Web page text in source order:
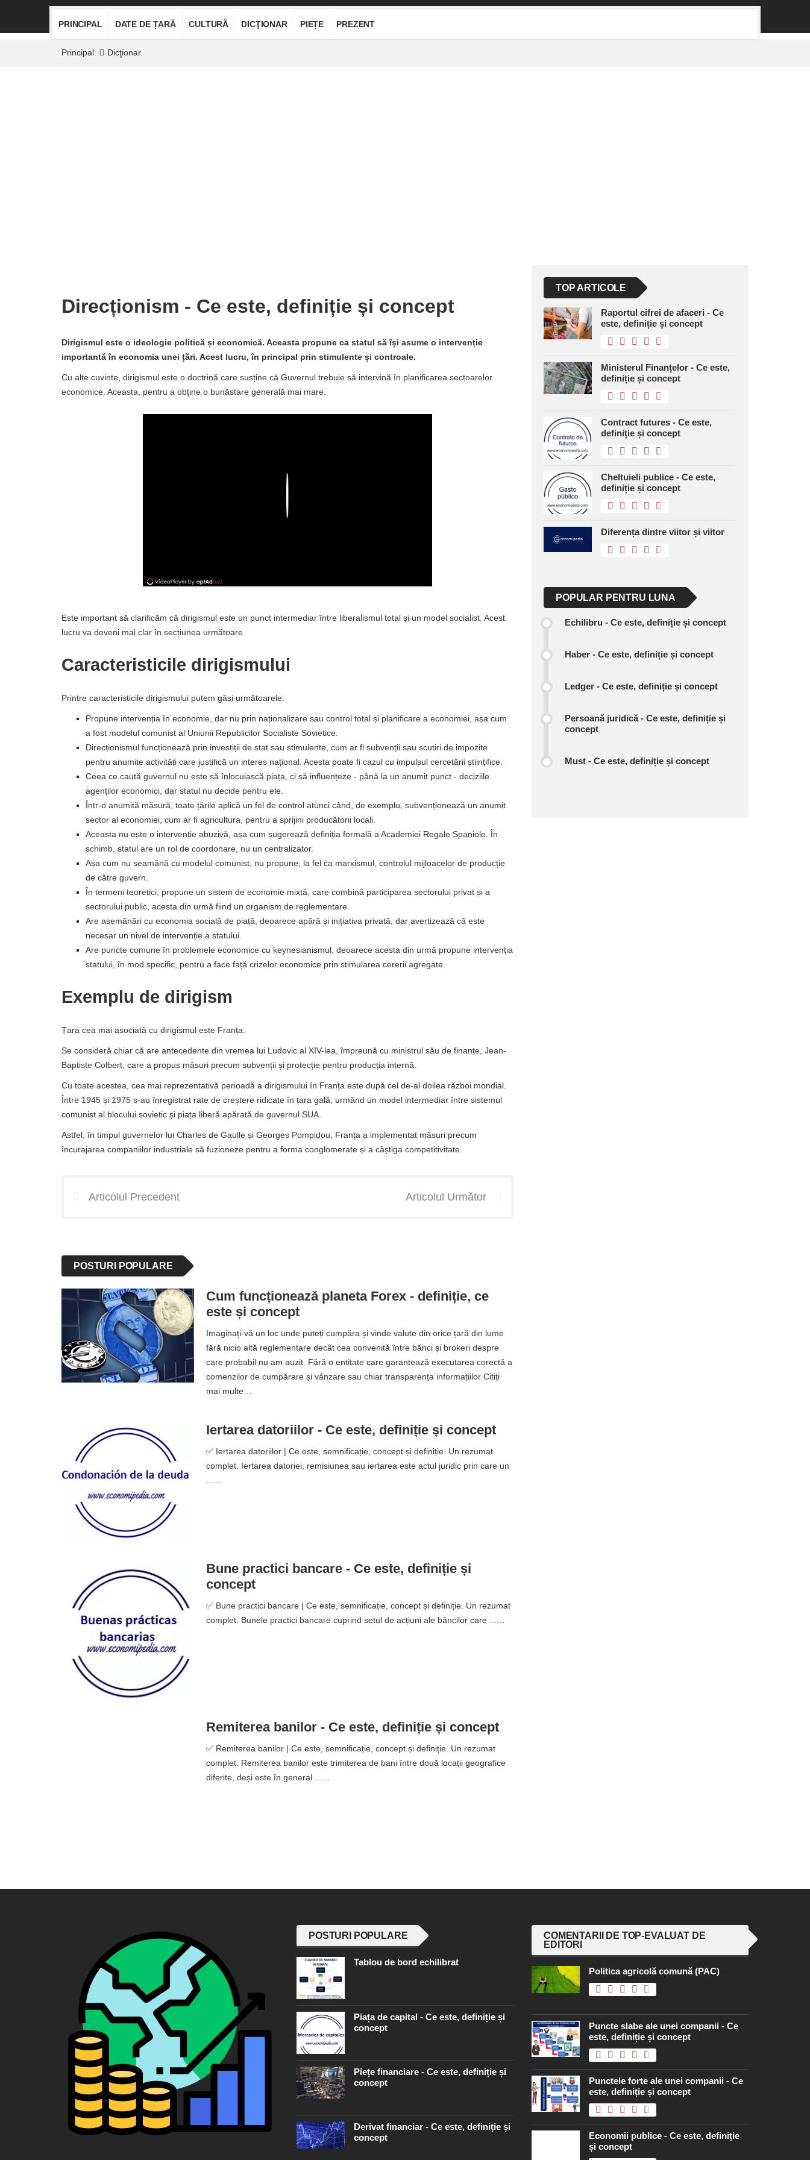
PRINCIPAL DATE DE ȚARĂ CULTURĂ DICŢIONAR PIEȚE PREZENT
Principal Dicţionar
Direcționism - Ce este, definiție și concept
Dirigismul este o ideologie politică și economică. Aceasta propune ca statul să își asume o intervenție
importantă în economia unei țări. Acest lucru, în principal prin stimulente și controale.
Cu alte cuvinte, dirigismul este o doctrină care susține că Guvernul trebuie să intervină în planificarea sectoarelor
economice. Aceasta, pentru a obține o bunăstare generală mai mare.
Este important să clarificăm că dirigismul este un punct intermediar între liberalismul total și un model socialist. Acest
lucru va deveni mai clar în secțiunea următoare.
Caracteristicile dirigismului
Printre caracteristicile dirigismului putem găsi următoarele:
Propune intervenția în economie, dar nu prin naționalizare sau control total și planificare a economiei, așa cum
a fost modelul comunist al Uniunii Republicilor Socialiste Sovietice.
Direcționismul funcționează prin investiții de stat sau stimulente, cum ar fi subvenții sau scutiri de impozite
pentru anumite activități care justifică un interes național. Acesta poate fi cazul cu impulsul cercetării științifice.
Ceea ce caută guvernul nu este să înlocuiască piața, ci să influențeze - până la un anumit punct - deciziile
agenților economici, dar statul nu decide pentru ele.
Într-o anumită măsură, toate țările aplică un fel de control atunci când, de exemplu, subvenționează un anumit
sector al economiei, cum ar fi agricultura, pentru a sprijini producătorii locali.
Aceasta nu este o intervenție abuzivă, așa cum sugerează definiția formală a Academiei Regale Spaniole. În
schimb, statul are un rol de coordonare, nu un centralizator.
Așa cum nu seamănă cu modelul comunist, nu propune, la fel ca marxismul, controlul mijloacelor de producție
de către guvern.
În termeni teoretici, propune un sistem de economie mixtă, care combină participarea sectorului privat și a
sectorului public, acesta din urmă fiind un organism de reglementare.
Are asemănări cu economia socială de piață, deoarece apără și inițiativa privată, dar avertizează că este
necesar un nivel de intervenție a statului.
Are puncte comune în problemele economice cu keynesianismul, deoarece acesta din urmă propune intervenția
statului, în mod specific, pentru a face față crizelor economice prin stimularea cererii agregate.
Exemplu de dirigism
Țara cea mai asociată cu dirigismul este Franța.
Se consideră chiar că are antecedente din vremea lui Ludovic al XIV-lea, împreună cu ministrul său de finanțe, Jean-
Baptiste Colbert, care a propus măsuri precum subvenții și protecție pentru producția internă.
Cu toate acestea, cea mai reprezentativă perioadă a dirigismului în Franța este după cel de-al doilea război mondial.
Între 1945 și 1975 s-au înregistrat rate de creștere ridicate în țara gală, urmând un model intermediar între sistemul
comunist al blocului sovietic și piața liberă apărată de guvernul SUA.
Astfel, în timpul guvernelor lui Charles de Gaulle și Georges Pompidou, Franța a implementat măsuri precum
încurajarea companiilor industriale să fuzioneze pentru a forma conglomerate și a câștiga competitivitate.
Articolul Precedent Articolul Următor
POSTURI POPULARE
Cum funcționează planeta Forex - definiție, ce
este și concept
Imaginați-vă un loc unde puteți cumpăra și vinde valute din orice țară din lume
fără nicio altă reglementare decât cea convenită între bănci și brokeri despre
care probabil nu am auzit. Fără o entitate care garantează executarea corectă a
comenzilor de cumpărare și vânzare sau chiar transparența informațiilor Citiți
mai multe…
Iertarea datoriilor - Ce este, definiție și concept
✅ Iertarea datoriilor | Ce este, semnificație, concept și definiție. Un rezumat
complet. Iertarea datoriei, remisiunea sau iertarea este actul juridic prin care un
Bune practici bancare - Ce este, definiție și
concept
✅ Bune practici bancare | Ce este, semnificație, concept și definiție. Un rezumat
complet. Bunele practici bancare cuprind setul de acțiuni ale băncilor care ...…
Remiterea banilor - Ce este, definiție și concept
✅ Remiterea banilor | Ce este, semnificație, concept și definiție. Un rezumat
complet. Remiterea banilor este trimiterea de bani între două locații geografice
diferite, deși este în general ...…
TOP ARTICOLE
Raportul cifrei de afaceri - Ce
este, definiție și concept
Ministerul Finanțelor - Ce este,
definiție și concept
Contract futures - Ce este,
definiție și concept
Cheltuieli publice - Ce este,
definiție și concept
Diferența dintre viitor și viitor
POPULAR PENTRU LUNA
Echilibru - Ce este, definiție și concept
Haber - Ce este, definiție și concept
Ledger - Ce este, definiție și concept
Persoană juridică - Ce este, definiție și
concept
Must - Ce este, definiție și concept
POSTURI POPULARE
Tablou de bord echilibrat
Piața de capital - Ce este, definiție și
concept
Piețe financiare - Ce este, definiție și
concept
Derivat financiar - Ce este, definiție și
concept
COMENTARII DE TOP-EVALUAT DE
EDITORI
Politica agricolă comună (PAC)
Puncte slabe ale unei companii - Ce
este, definiție și concept
Punctele forte ale unei companii - Ce
este, definiție și concept
Economii publice - Ce este, definiție
și concept